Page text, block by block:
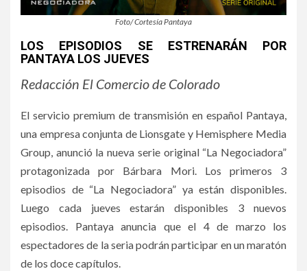
Foto/ Cortesía Pantaya
LOS EPISODIOS SE ESTRENARÁN POR
PANTAYA LOS JUEVES
Redacción El Comercio de Colorado
El servicio premium de transmisión en español Pantaya,
una empresa conjunta de Lionsgate y Hemisphere Media
Group, anunció la nueva serie original “La Negociadora”
protagonizada por Bárbara Mori. Los primeros 3
episodios de “La Negociadora” ya están disponibles.
Luego cada jueves estarán disponibles 3 nuevos
episodios. Pantaya anuncia que el 4 de marzo los
espectadores de la seria podrán participar en un maratón
de los doce capítulos.